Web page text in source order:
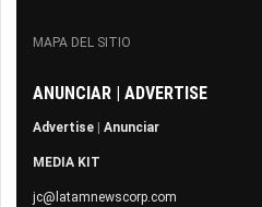
MAPA DEL SITIO
ANUNCIAR | ADVERTISE
Advertise Anunciar
MEDIA KIT
jc@latamnewscorp.com